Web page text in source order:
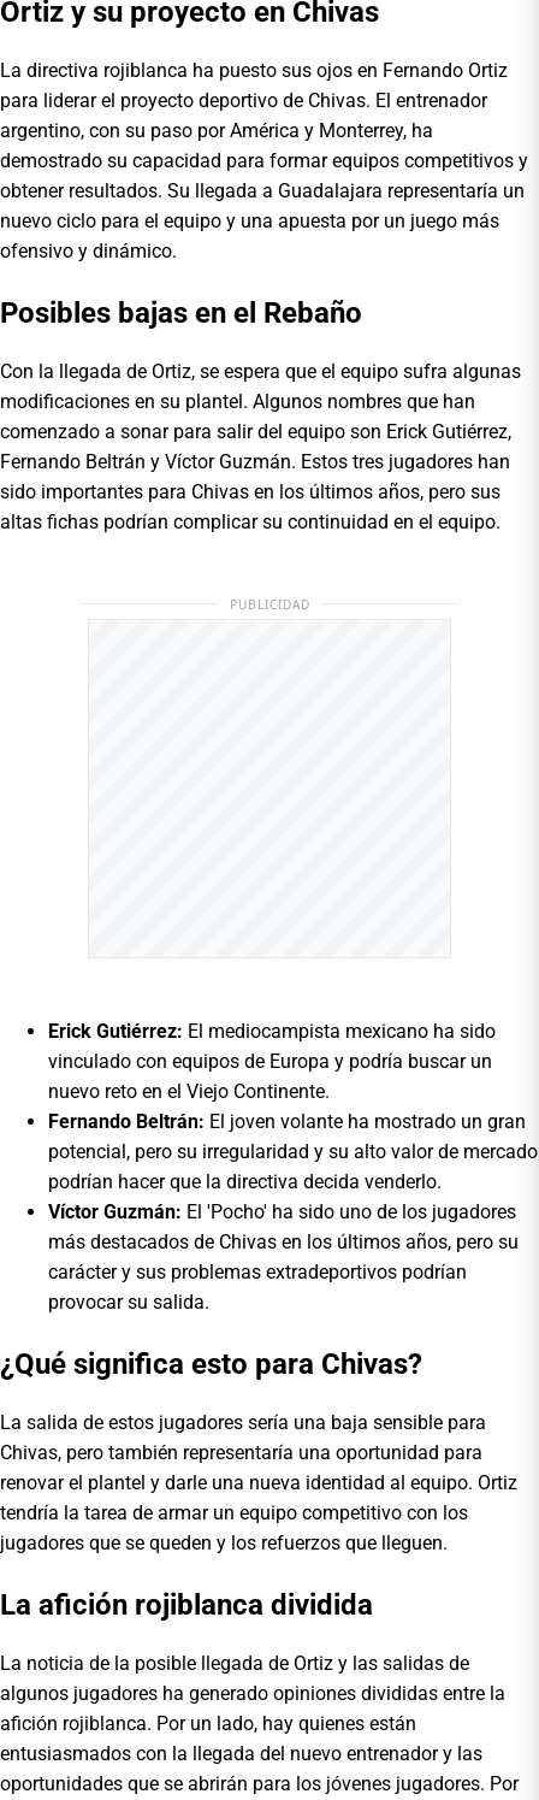
Ortiz y su proyecto en Chivas
La directiva rojiblanca ha puesto sus ojos en Fernando Ortiz
para liderar el proyecto deportivo de Chivas. El entrenador
argentino, con su paso por América y Monterrey, ha
demostrado su capacidad para formar equipos competitivos y
obtener resultados. Su llegada a Guadalajara representaría un
nuevo ciclo para el equipo y una apuesta por un juego más
ofensivo y dinámico.
Posibles bajas en el Rebaño
Con la llegada de Ortiz, se espera que el equipo sufra algunas
modificaciones en su plantel. Algunos nombres que han
comenzado a sonar para salir del equipo son Erick Gutiérrez,
Fernando Beltrán y Víctor Guzmán. Estos tres jugadores han
sido importantes para Chivas en los últimos años, pero sus
altas fichas podrían complicar su continuidad en el equipo.
PUBLICIDAD
Erick Gutiérrez: El mediocampista mexicano ha sido
vinculado con equipos de Europa y podría buscar un
nuevo reto en el Viejo Continente.
Fernando Beltrán: El joven volante ha mostrado un gran
potencial, pero su irregularidad y su alto valor de mercado
podrían hacer que la directiva decida venderlo.
Víctor Guzmán: El 'Pocho' ha sido uno de los jugadores
más destacados de Chivas en los últimos años, pero su
carácter y sus problemas extradeportivos podrían
provocar su salida.
¿Qué significa esto para Chivas?
La salida de estos jugadores sería una baja sensible para
Chivas, pero también representaría una oportunidad para
renovar el plantel y darle una nueva identidad al equipo. Ortiz
tendría la tarea de armar un equipo competitivo con los
jugadores que se queden y los refuerzos que lleguen.
La afición rojiblanca dividida
La noticia de la posible llegada de Ortiz y las salidas de
algunos jugadores ha generado opiniones divididas entre la
afición rojiblanca. Por un lado, hay quienes están
entusiasmados con la llegada del nuevo entrenador y las
oportunidades que se abrirán para los jóvenes jugadores. Por